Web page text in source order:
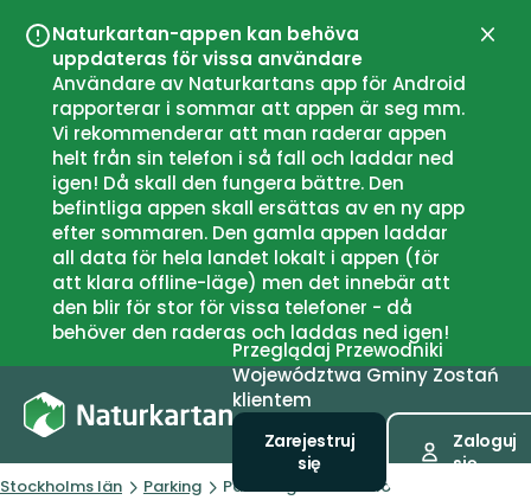
Naturkartan-appen kan behöva
uppdateras för vissa användare
Användare av Naturkartans app för Android
rapporterar i sommar att appen är seg mm.
Vi rekommenderar att man raderar appen
helt från sin telefon i så fall och laddar ned
igen! Då skall den fungera bättre. Den
befintliga appen skall ersättas av en ny app
efter sommaren. Den gamla appen laddar
all data för hela landet lokalt i appen (för
att klara offline-läge) men det innebär att
den blir för stor för vissa telefoner - då
behöver den raderas och laddas ned igen!
Przeglądaj Przewodniki
Województwa Gminy Zostań
klientem
Zarejestruj
się
Zaloguj
się
Stockholms län Parking Parkering Montebello